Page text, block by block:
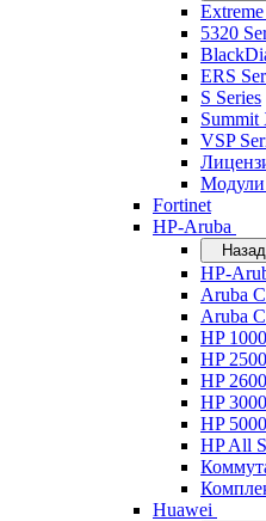
5320
ERS
S Series
Summit
VSP
Fortinet
HP-Aruba
Назад
HP-
Aruba
Aruba
HP 1000
HP 2500
HP
HP 3000
HP 5000
HP All
Huawei